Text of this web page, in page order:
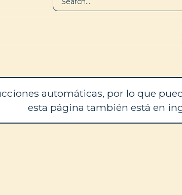
automáticas, por lo que
esta página también está en